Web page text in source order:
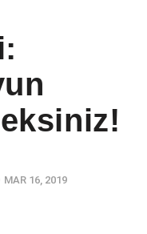
MAR 16, 2019